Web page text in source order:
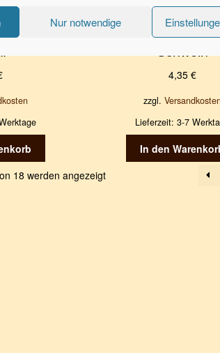
Nur notwendige
Schwein
4,35 €
zzgl.
Lieferzeit: 3-7
In den
18 werden angezeigt